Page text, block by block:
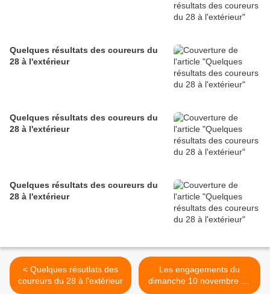
Quelques résultats des coureurs du
28 à l'extérieur
Quelques résultats des coureurs du
28 à l'extérieur
Quelques résultats des coureurs du
28 à l'extérieur
< Quelques résutlats des
coureurs du 28 à l'extérieur
Les engagements du
dimanche 10 novembre au